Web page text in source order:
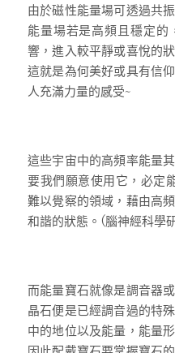
由於磁性能量場可透過共
能量場若是高頻且穩定
響，進入較平靜或喜悅的
這就是為何美好或具有信
人充滿力量的感受~
這些宇宙中的高頻率能量
要我們願意使用它，必定
難以覺察的領域，藉由高
和諧的狀態。(腦神經科學
而能量寶石就像是調音器
晶石便是已經調音過的特
中的地位以及能量，能量